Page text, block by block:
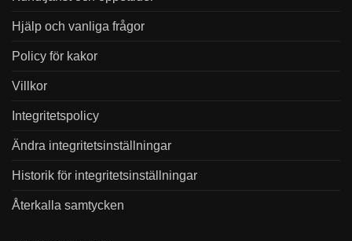
Hjälp och vanliga frågor
Policy för kakor
Villkor
Integritetspolicy
Ändra integritetsinställningar
Historik för integritetsinställningar
Återkalla samtycken